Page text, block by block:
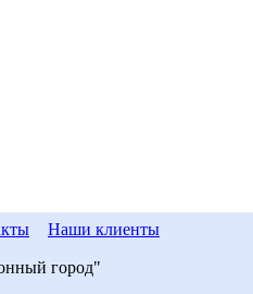
Наши клиенты
город"